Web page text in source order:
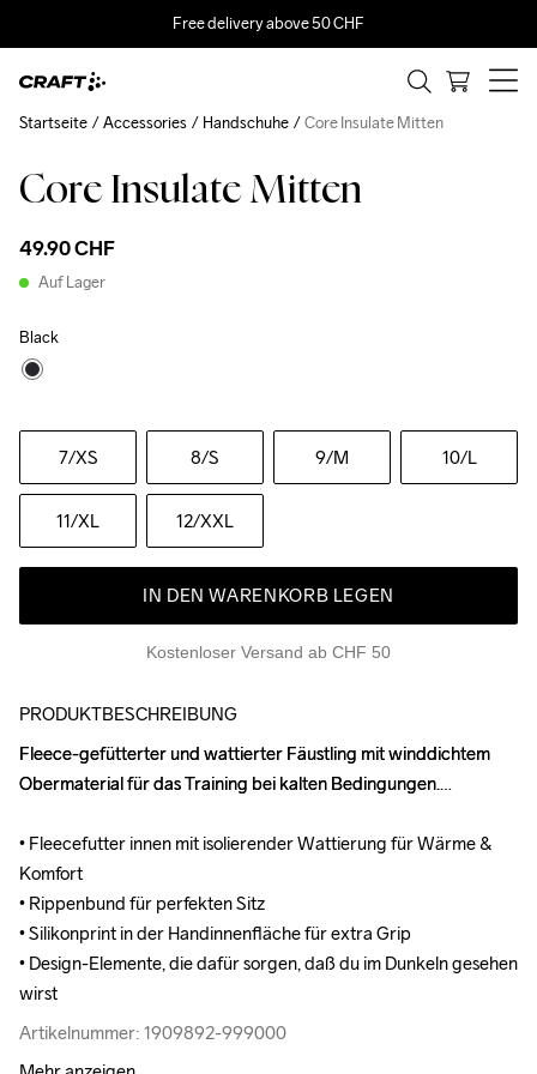
Free delivery above 50 CHF
Core Insulate Mitten
49.90 CHF
Auf Lager
Black
7/XS 8/S 9/M 10/L
11/XL 12/XXL
IN DEN WARENKORB LEGEN
Kostenloser Versand ab CHF 50
Startseite Accessories Handschuhe Core Insulate Mitten
PRODUKTBESCHREIBUNG
Fleece-gefütterter und wattierter Fäustling mit winddichtem
Obermaterial für das Training bei kalten Bedingungen.
• Fleecefutter innen mit isolierender Wattierung für Wärme &
Komfort
• Rippenbund für perfekten Sitz
• Silikonprint in der Handinnenfläche für extra Grip
• Design-Elemente, die dafür sorgen, daß du im Dunkeln gesehen
wirst
Artikelnummer: 1909892-999000
Fleece-gefütterter und wattierter Fäustling mit winddichtem
Obermaterial für das Training bei kalten Bedingungen.
• Fleecefutter innen mit isolierender Wattierung für Wärme &
Komfort
• Rippenbund für perfekten Sitz
• Silikonprint in der Handinnenfläche für extra Grip
• Design-Elemente, die dafür sorgen, daß du im Dunkeln gesehen
wirst
Artikelnummer: 1909892-999000